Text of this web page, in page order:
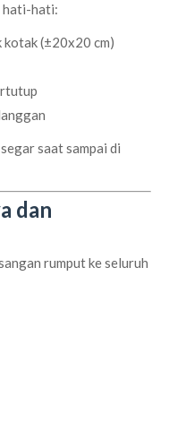
hati-hati:
kotak (±20x20 cm)
saat sampai di
dan
rumput ke seluruh